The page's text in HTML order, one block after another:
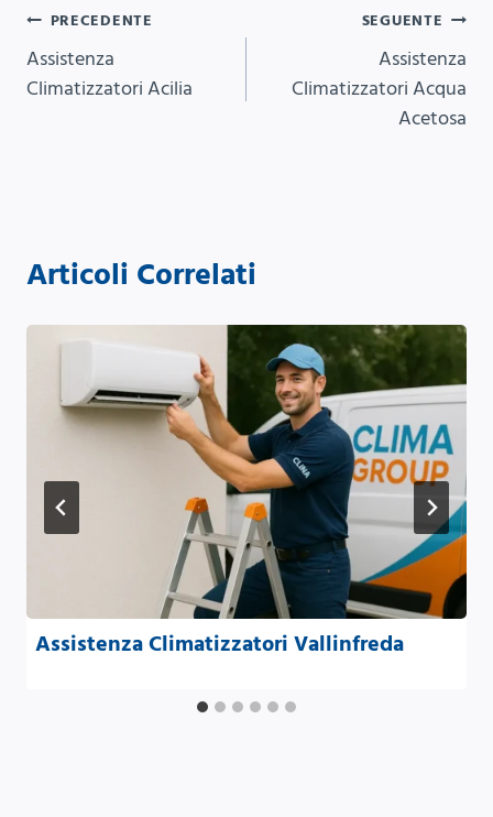
Navigazione
articoli
PRECEDENTE
Assistenza
Climatizzatori Acilia
SEGUENTE
Assistenza
Climatizzatori Acqua
Acetosa
Articoli Correlati
Assistenza Climatizzatori Vallinfreda